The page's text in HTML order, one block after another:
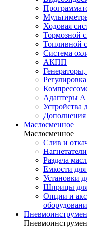
Ходовая
Тормозной
Топливной
Система
АКПП
Генераторы,
Адаптеры
Устройства
Дополнения
Маслосменное
Маслосменное
Слив и
Раздача
Емкости для
Установки
Шприцы для
Опции и